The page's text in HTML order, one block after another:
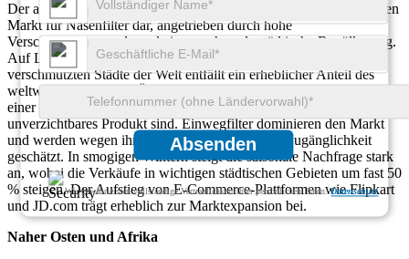
Absenden
Wir gewährleisten vollständige Vertraulichkeit Ihrer persönlichen Daten.Datenschutz
Der asiatisch-pazifische Raum stellt den am schnellsten wachsenden
Markt für Nasenfilter dar, angetrieben durch hohe
Verschmutzungsgrade und eine wachsende städtische Bevölkerung.
Auf Länder wie Indien und China mit einigen der am stärksten
verschmutzten Städte der Welt entfällt ein erheblicher Anteil des
weltweiten Umsatzes. Über 90 % der Bevölkerung der Region sind
einer ungesunden Luftqualität ausgesetzt, weshalb Nasenfilter ein
unverzichtbares Produkt sind. Einwegfilter dominieren den Markt
und werden wegen ihrer Erschwinglichkeit und Zugänglichkeit
geschätzt. In smogigen Wintern steigt die saisonale Nachfrage stark
an, wobei die Verkäufe in wichtigen städtischen Gebieten um fast 50
% steigen. Der Aufstieg von E-Commerce-Plattformen wie Flipkart
und JD.com trägt erheblich zur Marktexpansion bei.
Naher Osten und Afrika